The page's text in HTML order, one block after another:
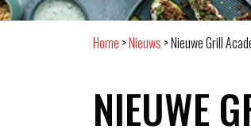
Home >Nieuws >Nieuwe Grill
NIEUWE